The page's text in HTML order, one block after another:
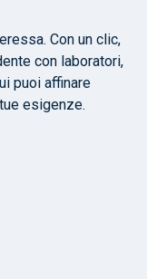
Con un clic,
con laboratori,
puoi affinare
esigenze.